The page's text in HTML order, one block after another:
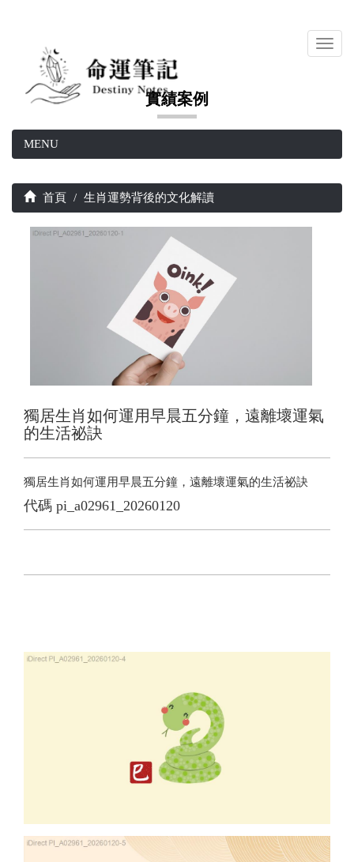
實績案例
MENU
首頁 生肖運勢背後的文化解讀
獨居生肖如何運用早晨五分鐘，遠離壞運氣
的生活祕訣
獨居生肖如何運用早晨五分鐘，遠離壞運氣的生活祕訣
代碼 pi_a02961_20260120